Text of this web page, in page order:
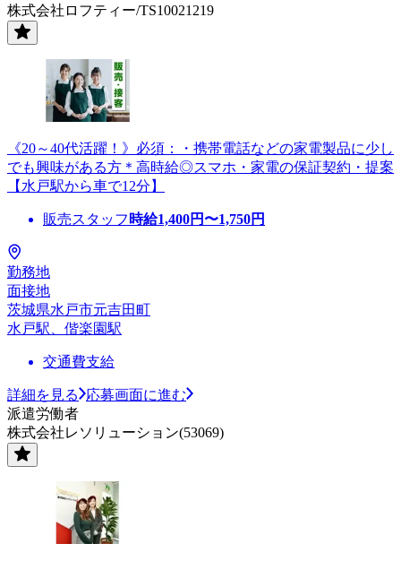
株式会社ロフティー/TS10021219
《20～40代活躍！》必須：・携帯電話などの家電製品に少し
でも興味がある方＊高時給◎スマホ・家電の保証契約・提案
【水戸駅から車で12分】
販売スタッフ 時給1,400円〜1,750円
勤務地
面接地
茨城県水戸市元吉田町
水戸駅、偕楽園駅
交通費支給
詳細を見る
応募画面に進む
派遣労働者
株式会社レソリューション(53069)